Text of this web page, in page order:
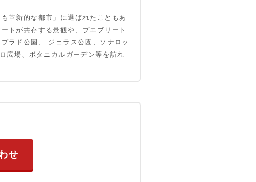
革新的な都市」に選ばれたこともあ
トが共存する景観や、プエブリート
ラド公園、 ジェラス公園、ソナロッ
広場、ボタニカルガーデン等を訪れ
せ